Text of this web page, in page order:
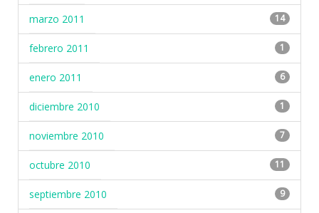
marzo 2011 14
febrero 2011 1
enero 2011 6
diciembre 2010 1
noviembre 2010 7
octubre 2010 11
septiembre 2010 9